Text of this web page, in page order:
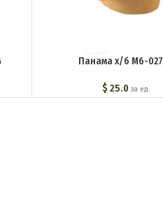
Панама х/б M6-
$ 25.0 за ед.